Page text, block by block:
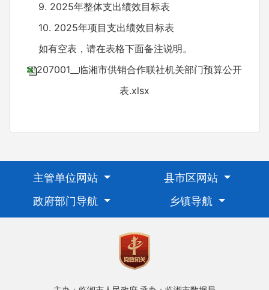
9. 2025年整体支出绩效目标表
10. 2025年项目支出绩效目标表
如有空表，请在表格下面备注说明。
207001__临湘市供销合作联社机关部门预算公开
表.xlsx
主管单位网站
县市区网站
政府部门导航
乡镇导航